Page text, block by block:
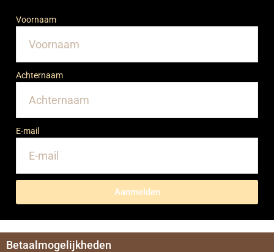
Voornaam
Achternaam
E-mail
Aanmelden
Betaalmogelijkheden